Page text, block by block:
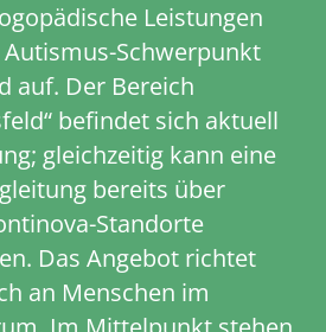
Leistungen
Schwerpunkt
auf. Der Bereich
befindet sich aktuell
gleichzeitig kann eine
bereits über
Standorte
Das Angebot richtet
an Menschen im